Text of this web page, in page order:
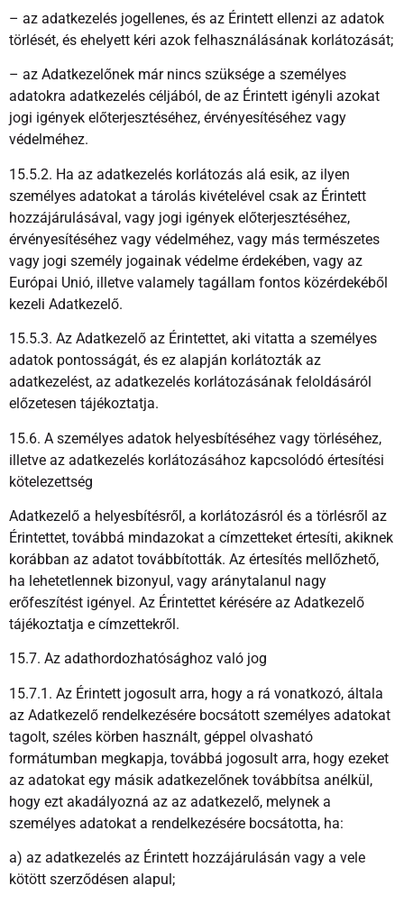
– az adatkezelés jogellenes, és az Érintett ellenzi az adatok
törlését, és ehelyett kéri azok felhasználásának korlátozását;
– az Adatkezelőnek már nincs szüksége a személyes
adatokra adatkezelés céljából, de az Érintett igényli azokat
jogi igények előterjesztéséhez, érvényesítéséhez vagy
védelméhez.
15.5.2. Ha az adatkezelés korlátozás alá esik, az ilyen
személyes adatokat a tárolás kivételével csak az Érintett
hozzájárulásával, vagy jogi igények előterjesztéséhez,
érvényesítéséhez vagy védelméhez, vagy más természetes
vagy jogi személy jogainak védelme érdekében, vagy az
Európai Unió, illetve valamely tagállam fontos közérdekéből
kezeli Adatkezelő.
15.5.3. Az Adatkezelő az Érintettet, aki vitatta a személyes
adatok pontosságát, és ez alapján korlátozták az
adatkezelést, az adatkezelés korlátozásának feloldásáról
előzetesen tájékoztatja.
15.6. A személyes adatok helyesbítéséhez vagy törléséhez,
illetve az adatkezelés korlátozásához kapcsolódó értesítési
kötelezettség
Adatkezelő a helyesbítésről, a korlátozásról és a törlésről az
Érintettet, továbbá mindazokat a címzetteket értesíti, akiknek
korábban az adatot továbbították. Az értesítés mellőzhető,
ha lehetetlennek bizonyul, vagy aránytalanul nagy
erőfeszítést igényel. Az Érintettet kérésére az Adatkezelő
tájékoztatja e címzettekről.
15.7. Az adathordozhatósághoz való jog
15.7.1. Az Érintett jogosult arra, hogy a rá vonatkozó, általa
az Adatkezelő rendelkezésére bocsátott személyes adatokat
tagolt, széles körben használt, géppel olvasható
formátumban megkapja, továbbá jogosult arra, hogy ezeket
az adatokat egy másik adatkezelőnek továbbítsa anélkül,
hogy ezt akadályozná az az adatkezelő, melynek a
személyes adatokat a rendelkezésére bocsátotta, ha:
a) az adatkezelés az Érintett hozzájárulásán vagy a vele
kötött szerződésen alapul;